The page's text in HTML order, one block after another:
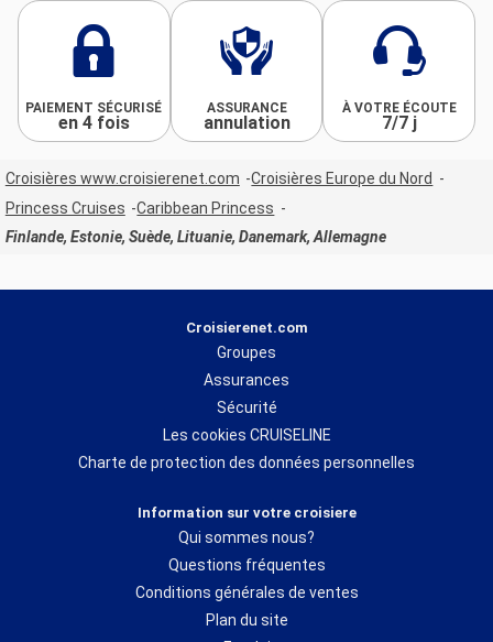
PAIEMENT SÉCURISÉ
en 4 fois
ASSURANCE
annulation
À VOTRE ÉCOUTE
7/7 j
Croisières www.croisierenet.com
Croisières Europe du Nord
Princess Cruises
Caribbean Princess
Finlande, Estonie, Suède, Lituanie, Danemark, Allemagne
Croisierenet.com
Groupes
Assurances
Sécurité
Les cookies CRUISELINE
Charte de protection des données personnelles
Information sur votre croisiere
Qui sommes nous?
Questions fréquentes
Conditions générales de ventes
Plan du site